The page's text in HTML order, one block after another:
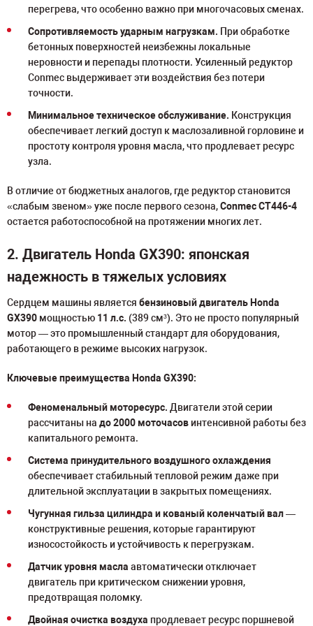
перегрева, что особенно важно при многочасовых сменах.
Сопротивляемость ударным нагрузкам. При обработке
бетонных поверхностей неизбежны локальные
неровности и перепады плотности. Усиленный редуктор
Conmec выдерживает эти воздействия без потери
точности.
Минимальное техническое обслуживание. Конструкция
обеспечивает легкий доступ к маслозаливной горловине и
простоту контроля уровня масла, что продлевает ресурс
узла.
В отличие от бюджетных аналогов, где редуктор становится
«слабым звеном» уже после первого сезона,Conmec CT446-4
остается работоспособной на протяжении многих лет.
2. Двигатель Honda GX390: японская
надежность в тяжелых условиях
Сердцем машины является бензиновый двигатель Honda
GX390 мощностью 11 л.с. (389 см³). Это не просто популярный
мотор — это промышленный стандарт для оборудования,
работающего в режиме высоких нагрузок.
Ключевые преимущества Honda GX390:
Феноменальный моторесурс. Двигатели этой серии
рассчитаны на до 2000 моточасов интенсивной работы без
капитального ремонта.
Система принудительного воздушного охлаждения
обеспечивает стабильный тепловой режим даже при
длительной эксплуатации в закрытых помещениях.
Чугунная гильза цилиндра и кованый коленчатый вал—
конструктивные решения, которые гарантируют
износостойкость и устойчивость к перегрузкам.
Датчик уровня масла автоматически отключает
двигатель при критическом снижении уровня,
предотвращая поломку.
Двойная очистка воздуха продлевает ресурс поршневой